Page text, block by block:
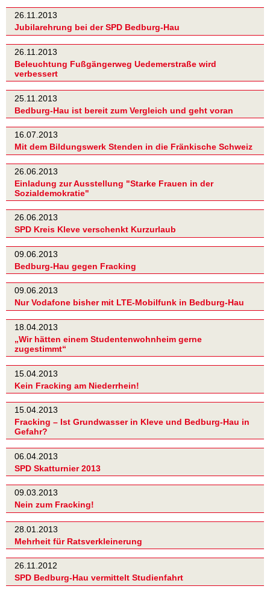
26.11.2013
Jubilarehrung bei der SPD Bedburg-Hau
26.11.2013
Beleuchtung Fußgängerweg Uedemerstraße wird
verbessert
25.11.2013
Bedburg-Hau ist bereit zum Vergleich und geht voran
16.07.2013
Mit dem Bildungswerk Stenden in die Fränkische Schweiz
26.06.2013
Einladung zur Ausstellung "Starke Frauen in der
Sozialdemokratie"
26.06.2013
SPD Kreis Kleve verschenkt Kurzurlaub
09.06.2013
Bedburg-Hau gegen Fracking
09.06.2013
Nur Vodafone bisher mit LTE-Mobilfunk in Bedburg-Hau
18.04.2013
„Wir hätten einem Studentenwohnheim gerne
zugestimmt“
15.04.2013
Kein Fracking am Niederrhein!
15.04.2013
Fracking – Ist Grundwasser in Kleve und Bedburg-Hau in
Gefahr?
06.04.2013
SPD Skatturnier 2013
09.03.2013
Nein zum Fracking!
28.01.2013
Mehrheit für Ratsverkleinerung
26.11.2012
SPD Bedburg-Hau vermittelt Studienfahrt